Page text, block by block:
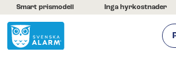
Smart prismodell Inga hyrkostnader